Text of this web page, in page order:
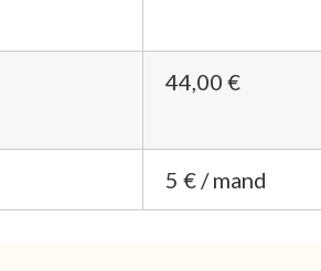
44,00 €
5 € / mand